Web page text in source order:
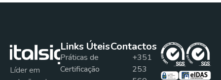
Líder em
Links Úteis
Práticas de
Certificação
Contactos
+351
253